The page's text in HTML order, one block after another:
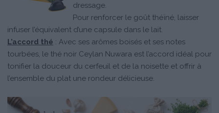
dressage.
Pour renforcer le goût théïné, laisser
infuser l’équivalent d’une capsule dans le lait.
L’accord thé : Avec ses arômes boisés et ses notes
tourbées, le thé noir Ceylan Nuwara est l’accord idéal pour
tonifier la douceur du cerfeuil et de la noisette et offrir à
l’ensemble du plat une rondeur délicieuse.